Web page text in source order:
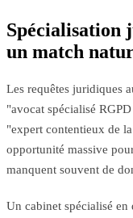
Spécialisation
un match
Les requêtes juridiques
"avocat spécialisé
"expert contentieux de
opportunité massive
manquent souvent de
Un cabinet spécialisé